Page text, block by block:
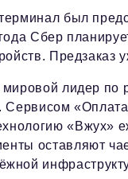
был
Сбер
Предзаказ
лидер по
Сервисом
«Вжух»
оставляют